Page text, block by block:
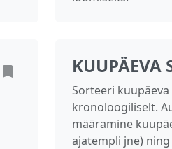
KUUPÄEVA
Sorteeri
kronoloogiliselt.
määramine
ajatempli jne)